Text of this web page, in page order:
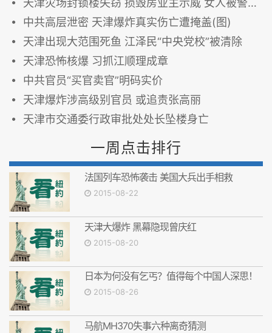
天津灾场封锁楼失窃 损毁房业主示威 女人被警殴流血 组图
中共高层泄密 天津爆炸真实伤亡遭掩盖(图)
天津出现大范围死鱼 江泽民“中央党校”被清除
天津恐怖核爆 习抓江顺理成章
中共官员“买官卖官”明码实价
天津爆炸涉高级别官员 或追责张高丽
天津市交通委行政审批处处长坠楼身亡
一周点击排行
法国列车恐怖袭击 美国大兵出手相救
2015-08-22
天津大爆炸 黑幕隐现曾庆红
2015-08-20
日本为何没有乞丐？值得每个中国人深思！
2015-08-26
马航MH370失事六种离奇猜测